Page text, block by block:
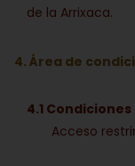
de la Arrixaca.
4. Área de
4.1
Acceso